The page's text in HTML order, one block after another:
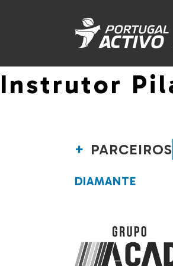
Instrutor
PARCEIROS
DIAMANTE